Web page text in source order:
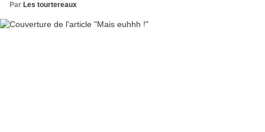
Par Les tourtereaux